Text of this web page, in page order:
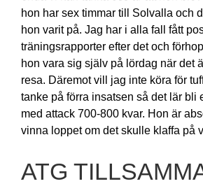
hon har sex timmar till Solvalla och
hon varit på. Jag har i alla fall fått
träningsrapporter efter det och
hon vara sig själv på lördag när det
resa. Däremot vill jag inte köra för
tanke på förra insatsen så det lär bli
med attack 700-800 kvar. Hon är
vinna loppet om det skulle klaffa på
ATG